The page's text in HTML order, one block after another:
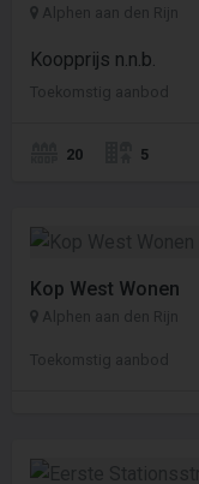
Alphen aan den Rijn
Koopprijs n.n.b.
Toekomstig aanbod
20 5
Kop West Wonen
Alphen aan den Rijn
Toekomstig aanbod